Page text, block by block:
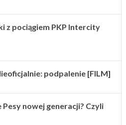
z pociągiem PKP Intercity
podpalenie [FILM]
nowej generacji? Czyli